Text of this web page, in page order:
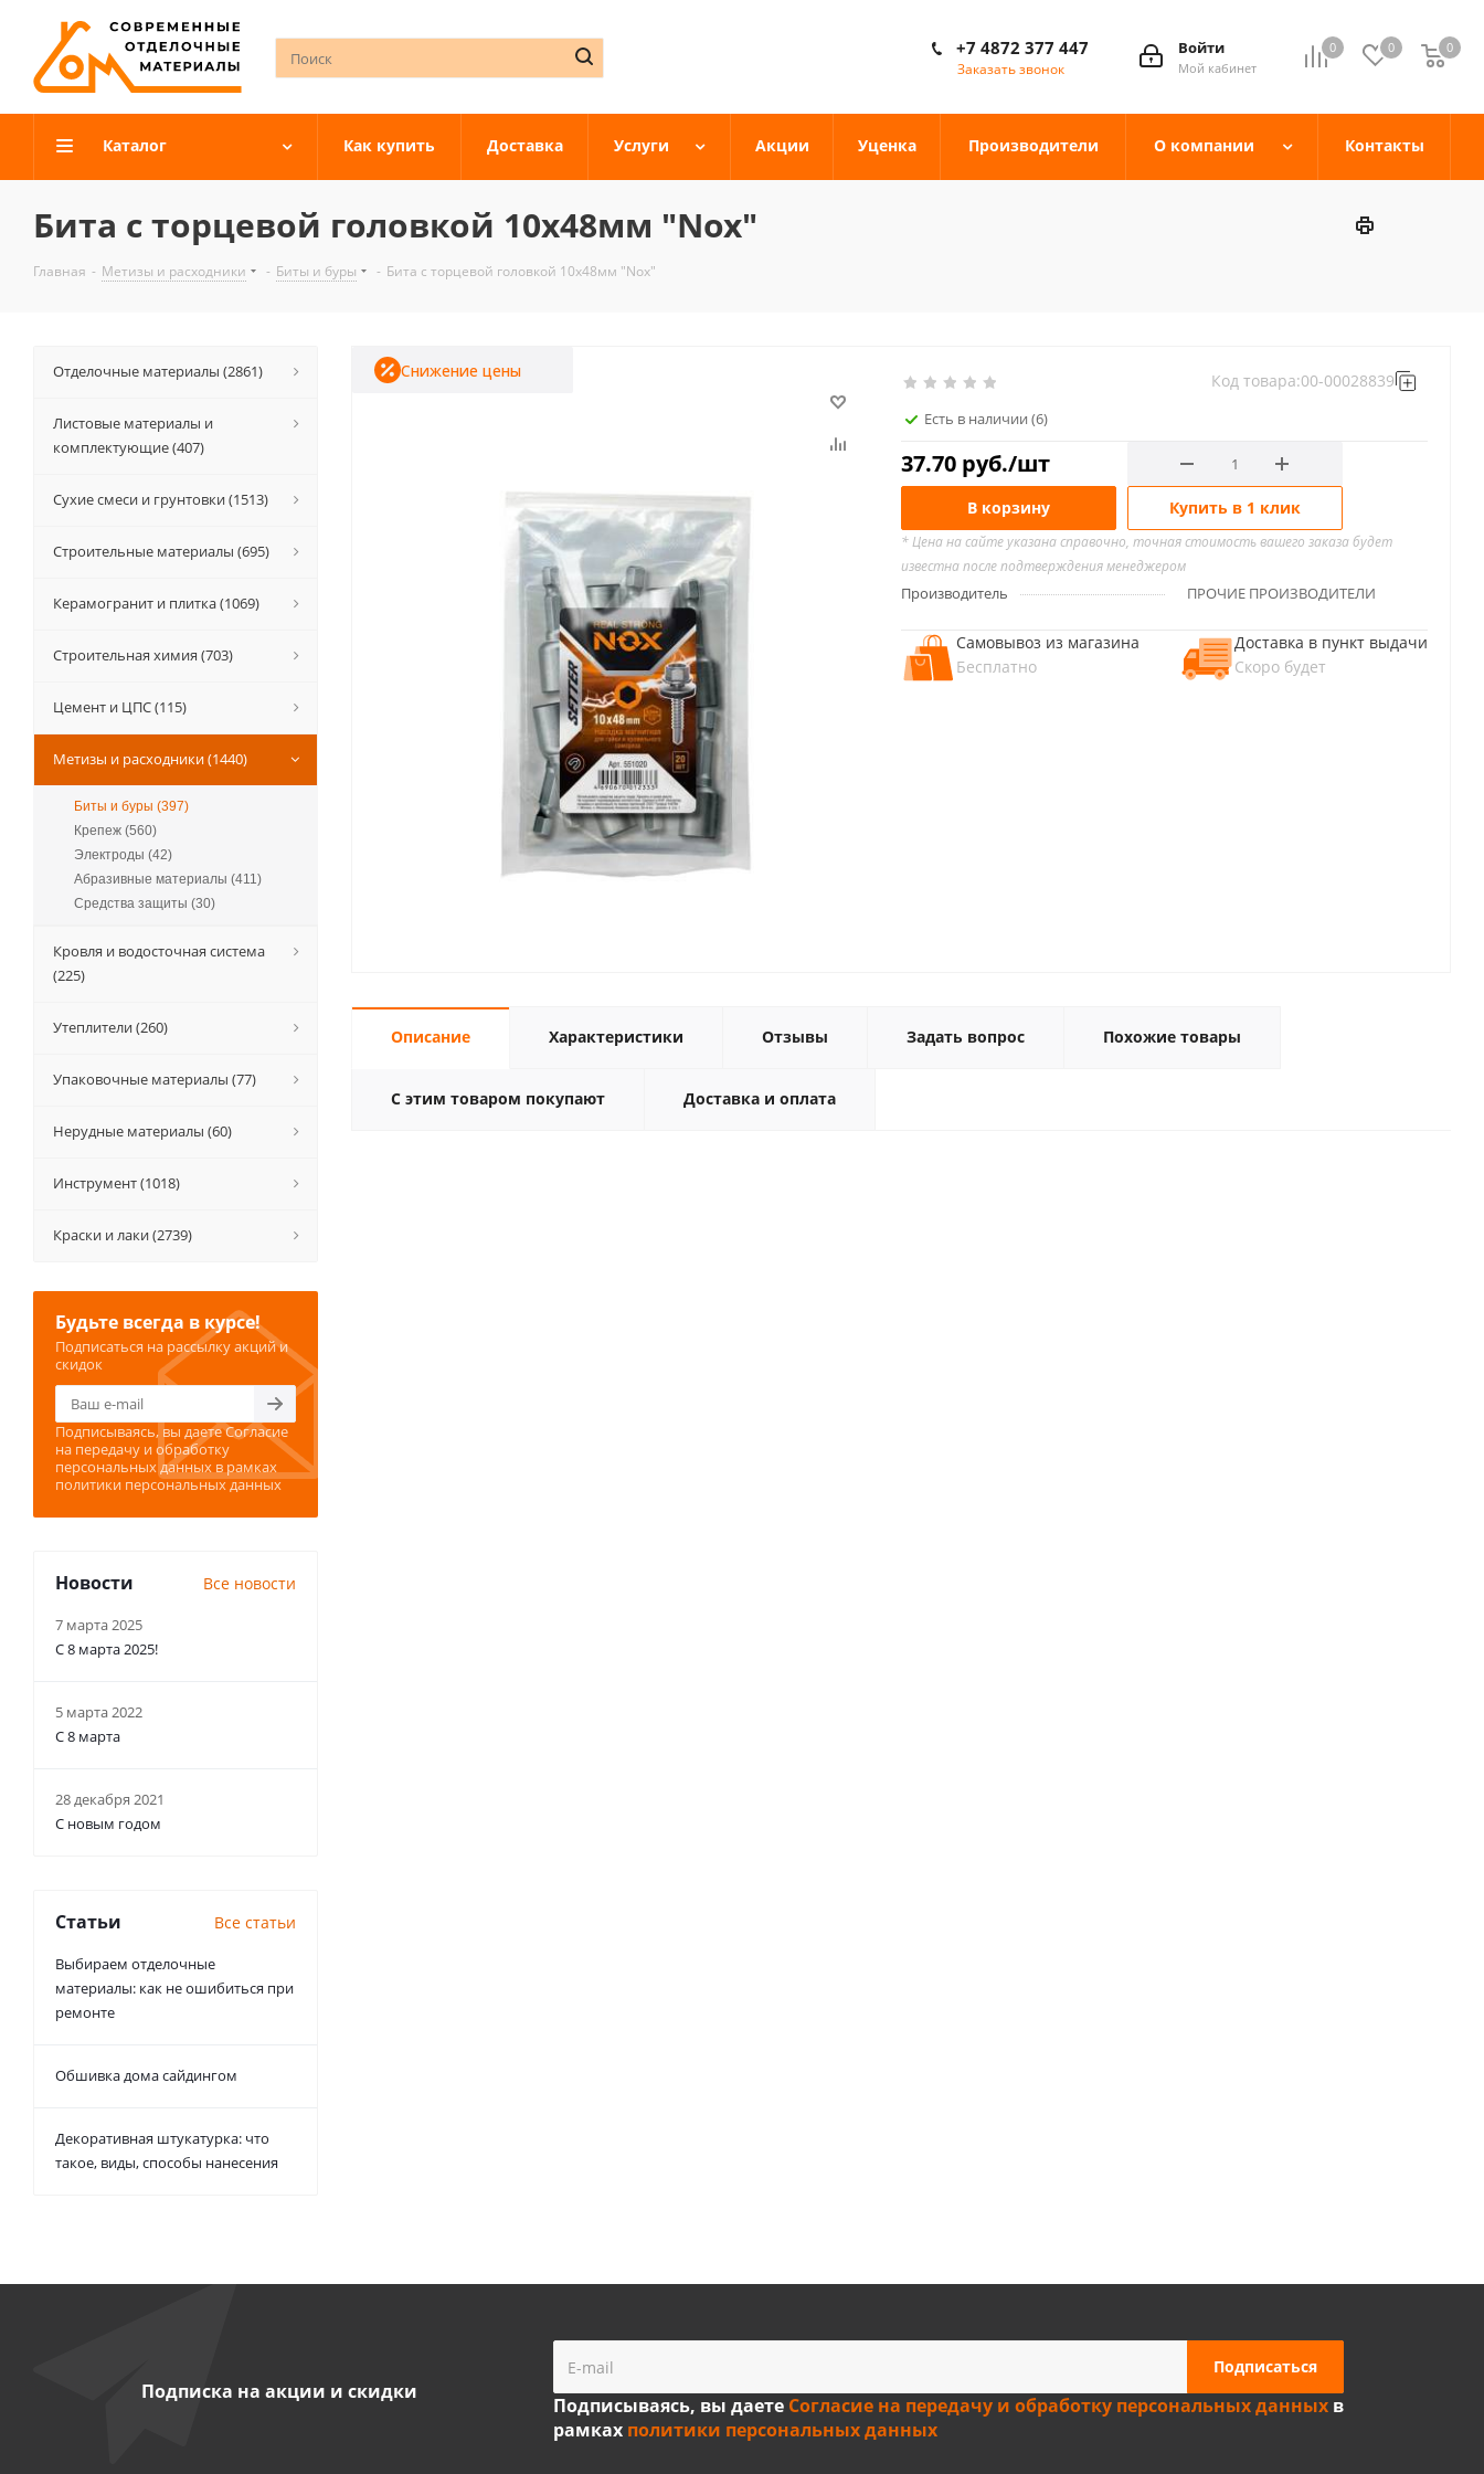
0 0 0
Войти
Мой кабинет
+7 4872 377 447
Заказать звонок
Каталог Как купить Доставка Услуги Акции Уценка Производители О компании Контакты
Бита с торцевой головкой 10х48мм "Nox"
Главная - Метизы и расходники - Биты и буры - Бита с торцевой головкой 10х48мм "Nox"
Есть в наличии (6)
Код товара:00-00028839
37.70 руб./шт
Снижение цены
В корзину Купить в 1 клик
* Цена на сайте указана справочно, точная стоимость вашего заказа будет
известна после подтверждения менеджером
Производитель ПРОЧИЕ ПРОИЗВОДИТЕЛИ
Самовывоз из магазина
Бесплатно
Доставка в пункт выдачи
Скоро будет
Описание Характеристики Отзывы Задать вопрос Похожие товары
С этим товаром покупают Доставка и оплата
Отделочные материалы (2861)
Листовые материалы и
комплектующие (407)
Сухие смеси и грунтовки (1513)
Строительные материалы (695)
Керамогранит и плитка (1069)
Строительная химия (703)
Цемент и ЦПС (115)
Метизы и расходники (1440)
Биты и буры (397)
Крепеж (560)
Электроды (42)
Абразивные материалы (411)
Средства защиты (30)
Кровля и водосточная система
(225)
Утеплители (260)
Упаковочные материалы (77)
Нерудные материалы (60)
Инструмент (1018)
Краски и лаки (2739)
Будьте всегда в курсе!
Подписаться на рассылку акций и
скидок
Подписываясь, вы даетеСогласие
на передачу и обработку
персональных данных в рамках
политики персональных данных
Новости Все новости
7 марта 2025
С 8 марта 2025!
5 марта 2022
С 8 марта
28 декабря 2021
С новым годом
Статьи Все статьи
Выбираем отделочные
материалы: как не ошибиться при
ремонте
Обшивка дома сайдингом
Декоративная штукатурка: что
такое, виды, способы нанесения
Подписка на акции и скидки
Подписываясь, вы даете Согласие на передачу и обработку персональных данныхв
рамках политики персональных данных